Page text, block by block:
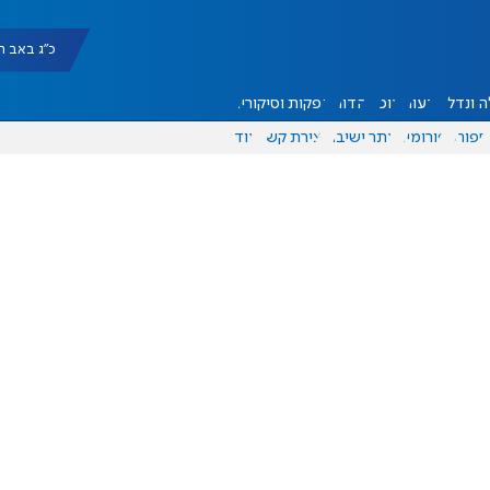
כ"ג באב תשפ"ו
ונדל"ן דעות אוכל יהדות הפקות וסיקורים
ספורט פורומים אתר ישיבה יצירת קשר עוד